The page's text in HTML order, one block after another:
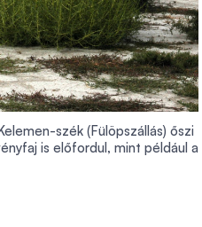
szék (Fülöpszállás) őszi
is előfordul, mint például a